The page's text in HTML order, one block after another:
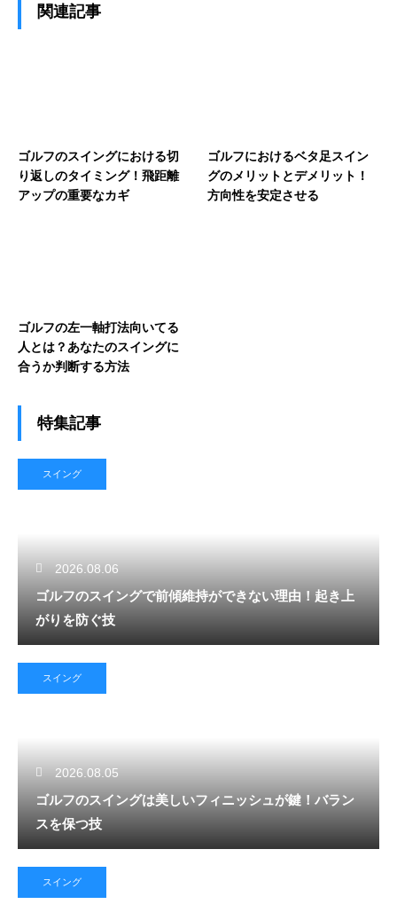
関連記事
ゴルフのスイングにおける切
り返しのタイミング！飛距離
アップの重要なカギ
ゴルフにおけるベタ足スイン
グのメリットとデメリット！
方向性を安定させる
ゴルフの左一軸打法向いてる
人とは？あなたのスイングに
合うか判断する方法
特集記事
スイング
2026.08.06
ゴルフのスイングで前傾維持ができない理由！起き上
がりを防ぐ技
スイング
2026.08.05
ゴルフのスイングは美しいフィニッシュが鍵！バラン
スを保つ技
スイング